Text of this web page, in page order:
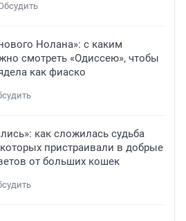
Нолана»: с каким
смотреть «Одиссею», чтобы
как фиаско
как сложилась судьба
пристраивали в добрые
от больших кошек